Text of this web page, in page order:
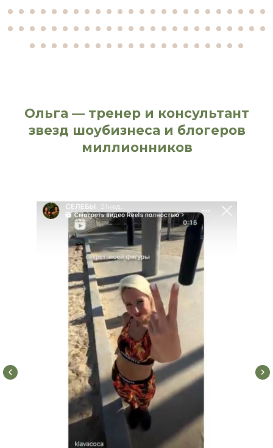
Ольга — тренер и консультант
звезд шоубизнеса и блогеров
миллионников